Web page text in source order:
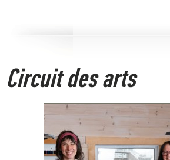
Circuit des arts